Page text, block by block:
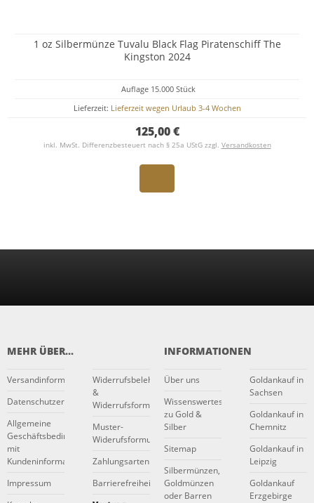
1 oz Silbermünze Tuvalu Black Flag Piratenschiff The
Kingston 2024
Auflage 15.000 Stück
Lieferzeit: Lieferzeit wegen Urlaub 3-4 Wochen
125,00 €
inkl. MwSt. Differenzbesteuert nach § 25a UStG zzgl. Versandkosten
MEHR ÜBER...
Versandinformationen
Datenschutzerklärung
Allgemeine
Geschäftsbedingungen
mit
Kundeninformationen
Impressum
Widerrufsbelehrung
&
Widerrufsformular
Muster-
Widerufsformular
Zahlungsarten
Barrierefreiheitserklärung
INFORMATIONEN
Über uns
Wissenswertes
zu Gold &
Silber
Sitemap
Silbermünzen,
Goldmünzen
oder Barren
Goldankauf in
Sachsen
Goldankauf in
Chemnitz
Goldankauf in
Leipzig
Goldankauf
Erzgebirge